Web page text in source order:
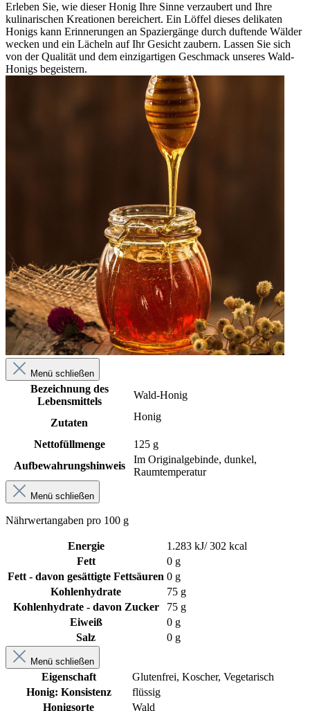
Erleben Sie, wie dieser Honig Ihre Sinne verzaubert und Ihre
kulinarischen Kreationen bereichert. Ein Löffel dieses delikaten
Honigs kann Erinnerungen an Spaziergänge durch duftende Wälder
wecken und ein Lächeln auf Ihr Gesicht zaubern. Lassen Sie sich
von der Qualität und dem einzigartigen Geschmack unseres Wald-
Honigs begeistern.
Menü schließen
Bezeichnung des
Lebensmittels
Wald-Honig
Zutaten
Honig
Nettofüllmenge
125 g
Aufbewahrungshinweis
Im Originalgebinde, dunkel,
Raumtemperatur
Menü schließen
Nährwertangaben pro 100 g
Energie
1.283 kJ/ 302 kcal
Fett
0 g
Fett - davon gesättigte Fettsäuren 0 g
Kohlenhydrate
75 g
Kohlenhydrate - davon Zucker
75 g
Eiweiß
0 g
Salz
0 g
Menü schließen
Eigenschaft Glutenfrei, Koscher, Vegetarisch
Honig: Konsistenz
flüssig
Honigsorte
Wald